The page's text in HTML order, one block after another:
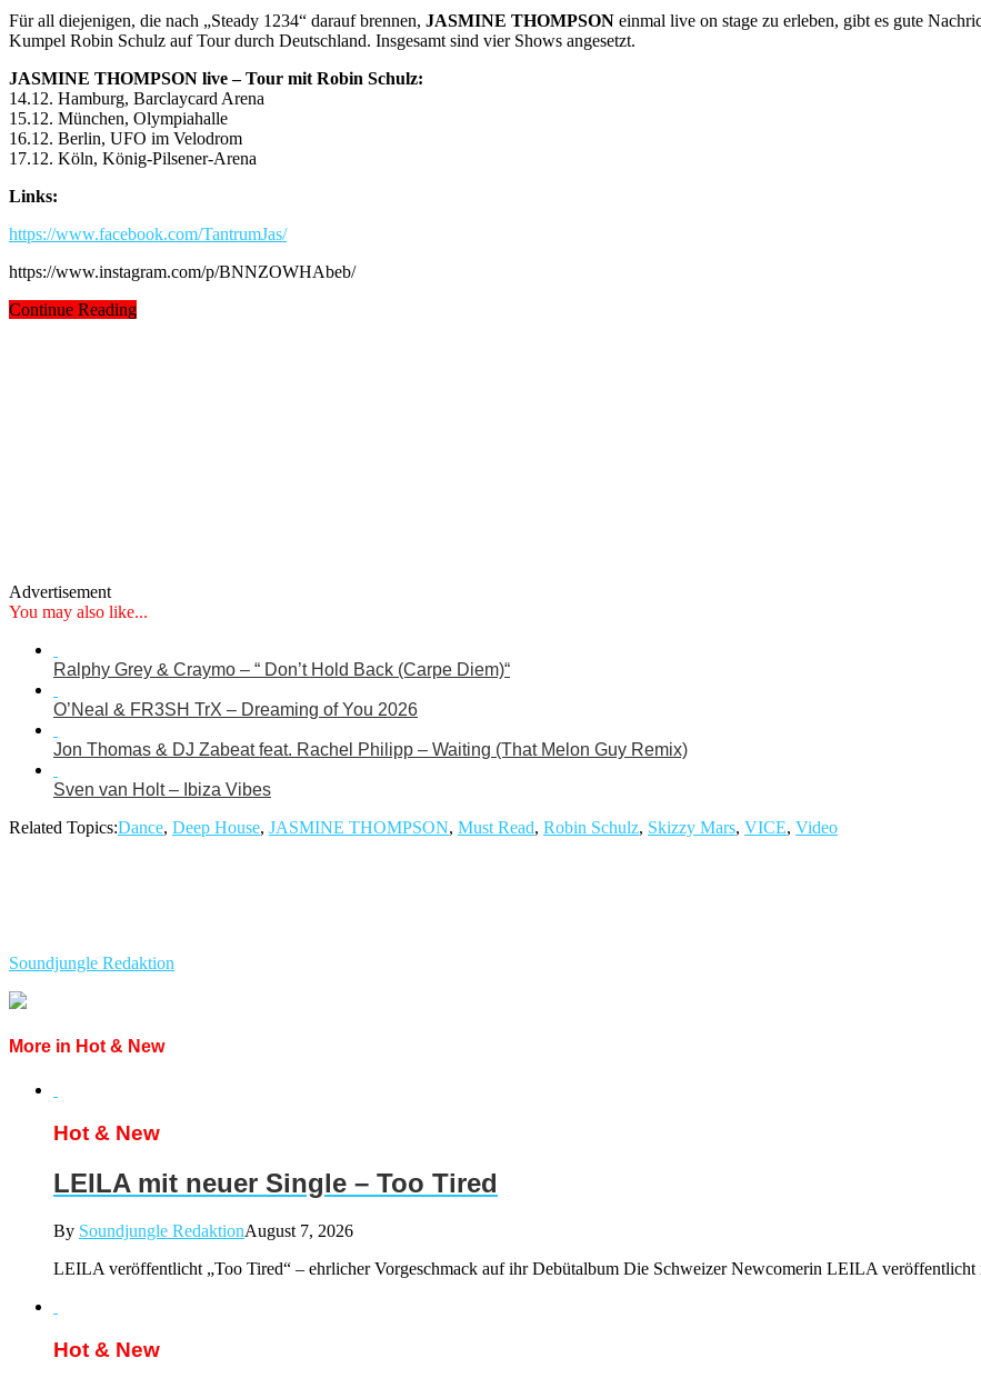
Für all diejenigen, die nach „Steady 1234“ darauf brennen, JASMINE THOMPSON einmal live on stage zu erleben, gibt es gute
Kumpel Robin Schulz auf Tour durch Deutschland. Insgesamt sind vier Shows angesetzt.
JASMINE THOMPSON live – Tour mit Robin Schulz:
14.12. Hamburg, Barclaycard Arena
15.12. München, Olympiahalle
16.12. Berlin, UFO im Velodrom
17.12. Köln, König-Pilsener-Arena
Links:
https://www.facebook.com/TantrumJas/
https://www.instagram.com/p/BNNZOWHAbeb/
Continue Reading
Advertisement
You may also like...
Ralphy Grey & Craymo – “ Don’t Hold Back (Carpe Diem)“
O’Neal & FR3SH TrX – Dreaming of You 2026
Jon Thomas & DJ Zabeat feat. Rachel Philipp – Waiting (That Melon Guy Remix)
Sven van Holt – Ibiza Vibes
Related Topics:Dance, Deep House, JASMINE THOMPSON, Must Read, Robin Schulz, Skizzy Mars, VICE, Video
Soundjungle Redaktion
More in Hot & New
Hot & New
LEILA mit neuer Single – Too Tired
By Soundjungle RedaktionAugust 7, 2026
LEILA veröffentlicht „Too Tired“ – ehrlicher Vorgeschmack auf ihr Debütalbum Die Schweizer Newcomerin LEILA veröffentlicht
Hot & New